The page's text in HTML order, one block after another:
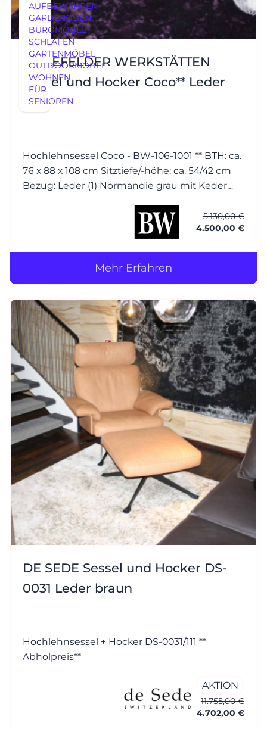
AUFBEWAHREN
GARDEROBEN
BÜROMÖBEL
SCHLAFEN
GARTENMÖBEL
OUTDOORMÖBEL
WOHNEN
FÜR
SENIOREN
BIELEFELDER WERKSTÄTTEN
Sessel und Hocker Coco** Leder
grau
Hochlehnsessel Coco - BW-106-1001 ** BTH: ca.
76 x 88 x 108 cm Sitztiefe/-höhe: ca. 54/42 cm
Bezug: Leder (1) Normandie grau mit Keder
5.130,00 €
4.500,00 €
Mehr Erfahren
DE SEDE Sessel und Hocker DS-
0031 Leder braun
Hochlehnsessel + Hocker DS-0031/111 **
Abholpreis**
AKTION
11.755,00 €
4.702,00 €